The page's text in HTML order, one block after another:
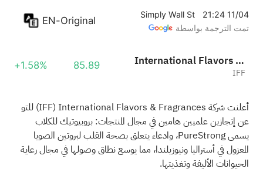
Simply Wall St
21:24 11/04
تمت الترجمة بواسطة
EN-Original
International Flavors & Fragrances Inc.
IFF
85.89
+1.58%
أعلنت شركة International Flavors & Fragrances (IFF) للتو
عن إنجازين علميين هامين في مجال المنتجات: بروبيوتيك للكلاب
يسمى PureStrong، وادعاء يتعلق بصحة القلب لبروتين الصويا
المعزول في أستراليا ونيوزيلندا، مما يوسع نطاق وصولها في مجال رعاية
الحيوانات الأليفة وتغذيتها.